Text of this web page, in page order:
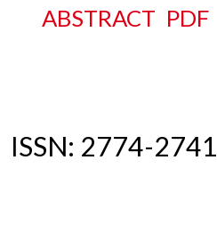
ABSTRACT PDF
ISSN: 2774-2741